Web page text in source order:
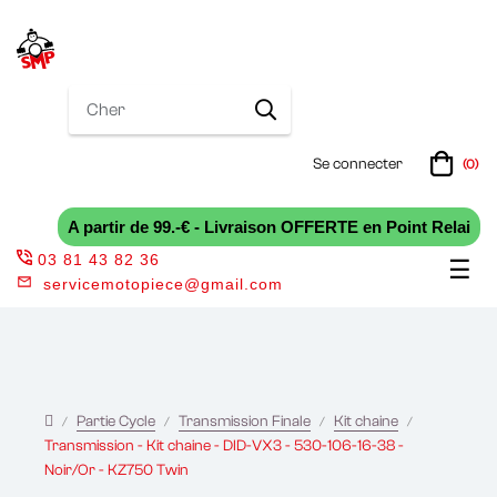
Se connecter (0)
A partir de 99.-€ - Livraison OFFERTE en Point Relai
☰
03 81 43 82 36
servicemotopiece@gmail.com
Partie Cycle Transmission Finale
Kit chaine
Transmission - Kit chaine - DID-VX3 - 530-106-16-38 -
Noir/Or - KZ750 Twin